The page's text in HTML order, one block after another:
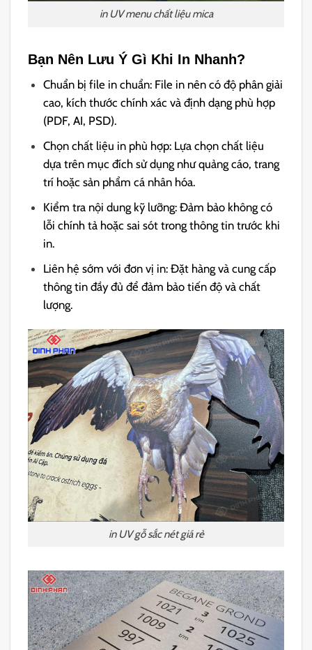
in UV menu chất liệu mica
Bạn Nên Lưu Ý Gì Khi In Nhanh?
Chuẩn bị file in chuẩn: File in nên có độ phân giải
cao, kích thước chính xác và định dạng phù hợp
(PDF, AI, PSD).
Chọn chất liệu in phù hợp: Lựa chọn chất liệu
dựa trên mục đích sử dụng như quảng cáo, trang
trí hoặc sản phẩm cá nhân hóa.
Kiểm tra nội dung kỹ lưỡng: Đảm bảo không có
lỗi chính tả hoặc sai sót trong thông tin trước khi
in.
Liên hệ sớm với đơn vị in: Đặt hàng và cung cấp
thông tin đầy đủ để đảm bảo tiến độ và chất
lượng.
in UV gỗ sắc nét giá rẻ